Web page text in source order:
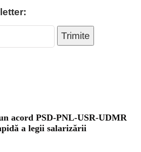
Trimite
acord PSD-PNL-USR-UDMR
a legii salarizării